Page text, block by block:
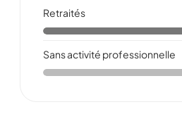
Retraités
Sans activité professionnelle